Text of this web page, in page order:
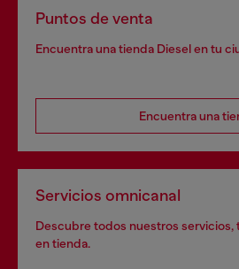
Puntos de venta
Encuentra una tienda Diesel en tu
Encuentra una
Servicios omnicanal
Descubre todos nuestros servicios,
en tienda.